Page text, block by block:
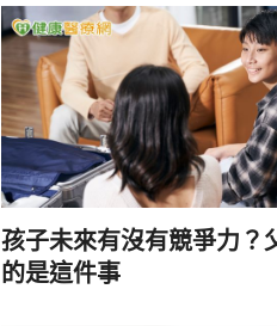
孩子未來有沒有競爭力？
的是這件事